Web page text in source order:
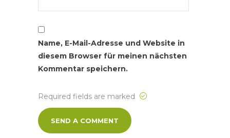
Name, E-Mail-Adresse und Website in
diesem Browser für meinen nächsten
Kommentar speichern.
Required fields are marked